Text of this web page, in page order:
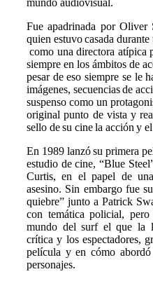
Fue apadrinada por Oliver
quien estuvo casada
como una directora atípica
siempre en los ámbitos de
pesar de eso siempre se le
imágenes, secuencias de
suspenso como un
original punto de vista y
sello de su cine la acción y el
En 1989 lanzó su primera
estudio de cine, “Blue
Curtis, en el papel de
asesino. Sin embargo fue
quiebre” junto a Patrick
con temática policial,
mundo del surf el que la
crítica y los espectadores,
película y en cómo
personajes.